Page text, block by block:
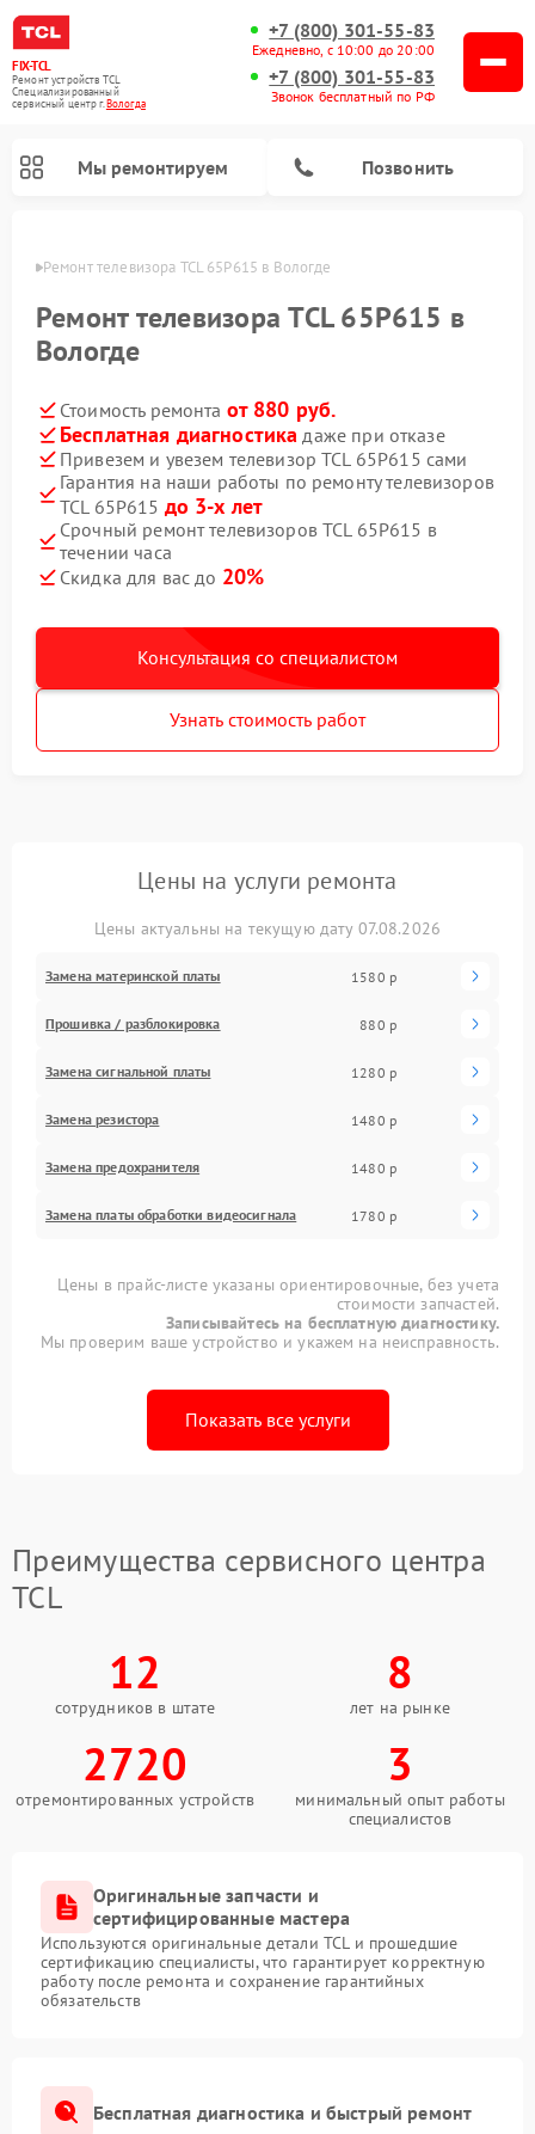
FIX-TCL
Ремонт устройств TCL
Специализированный
cервисный центр г.Вологда
+7 (800) 301-55-83
Ежедневно, с 10:00 до 20:00
+7 (800) 301-55-83
Звонок бесплатный по РФ
Мы ремонтируем Позвонить
Ремонт телевизора TCL 65P615 в Вологде
Ремонт телевизора TCL 65P615 в
Вологде
Стоимость ремонта от 880 руб.
Бесплатная диагностика даже при отказе
Привезем и увезем телевизор TCL 65P615 сами
Гарантия на наши работы по ремонту телевизоров
TCL 65P615 до 3-х лет
Срочный ремонт телевизоров TCL 65P615 в
течении часа
Скидка для вас до 20%
Консультация со специалистом
Узнать стоимость работ
Цены на услуги ремонта
Цены актуальны на текущую дату 07.08.2026
Замена материнской платы 1580 р
Прошивка / разблокировка 880 р
Замена сигнальной платы 1280 р
Замена резистора 1480 р
Замена предохранителя 1480 р
Замена платы обработки видеосигнала 1780 р
Цены в прайс-листе указаны ориентировочные, без учета
стоимости запчастей.
Записывайтесь на бесплатную диагностику.
Мы проверим ваше устройство и укажем на неисправность.
Показать все услуги
Преимущества сервисного центра
TCL
12
сотрудников в штате
8
лет на рынке
2720
отремонтированных устройств
3
минимальный опыт работы
специалистов
Оригинальные запчасти и
сертифицированные мастера
Используются оригинальные детали TCL и прошедшие
сертификацию специалисты, что гарантирует корректную
работу после ремонта и сохранение гарантийных
обязательств
Бесплатная диагностика и быстрый ремонт